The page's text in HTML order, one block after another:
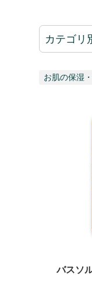
カテゴリ
お肌の保湿
バスソ